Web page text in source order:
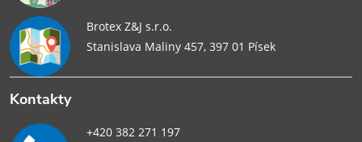
Brotex Z&J s.r.o.
Stanislava Maliny 457, 397 01 Písek
Kontakty
+420 382 271 197